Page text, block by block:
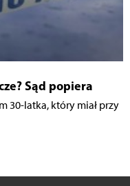
Sąd popiera
30-latka, który miał przy